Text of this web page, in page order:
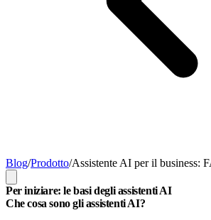
Blog/Prodotto/Assistente AI per il business:
Per iniziare: le basi degli assistenti AI
Che cosa sono gli assistenti AI?